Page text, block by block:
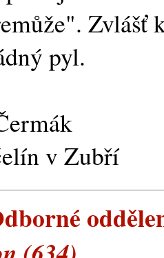
Zvlášť
pyl.
v Zubří